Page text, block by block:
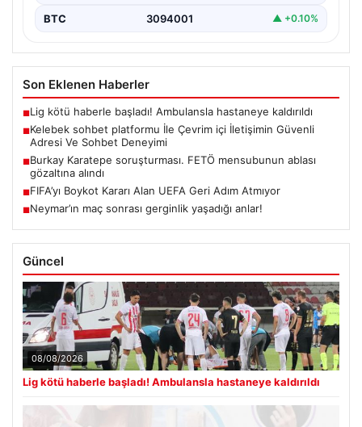
BTC 3094001 ▲ +0.10%
Son Eklenen Haberler
■Lig kötü haberle başladı! Ambulansla hastaneye kaldırıldı
■Kelebek sohbet platformu İle Çevrim içi İletişimin Güvenli
Adresi Ve Sohbet Deneyimi
■Burkay Karatepe soruşturması. FETÖ mensubunun ablası
gözaltına alındı
■FIFA’yı Boykot Kararı Alan UEFA Geri Adım Atmıyor
■Neymar’ın maç sonrası gerginlik yaşadığı anlar!
Güncel
08/08/2026
Lig kötü haberle başladı! Ambulansla hastaneye kaldırıldı